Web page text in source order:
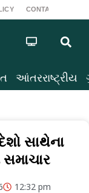
CONTACT US
આંતરરાષ્ટ્રીય
સાથેના
12:32 pm